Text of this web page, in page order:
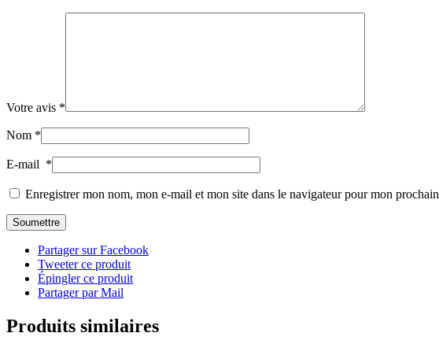
Votre avis *
Nom *
E-mail *
Enregistrer mon nom, mon e-mail et mon site dans le navigateur pour mon
Partager sur Facebook
Tweeter ce produit
Épingler ce produit
Partager par Mail
Produits similaires